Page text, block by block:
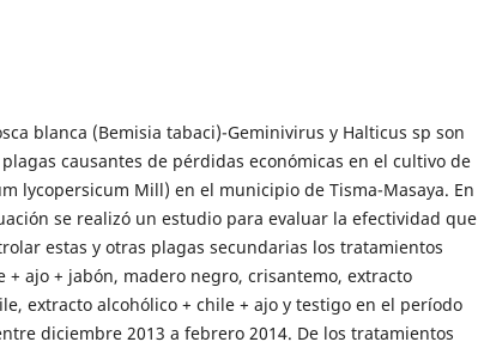
blanca (Bemisia tabaci)-Geminivirus y Halticus sp son
causantes de pérdidas económicas en el cultivo de
lycopersicum Mill) en el municipio de Tisma-Masaya. En
se realizó un estudio para evaluar la efectividad que
estas y otras plagas secundarias los tratamientos
+ ajo + jabón, madero negro, crisantemo, extracto
extracto alcohólico + chile + ajo y testigo en el período
diciembre 2013 a febrero 2014. De los tratamientos